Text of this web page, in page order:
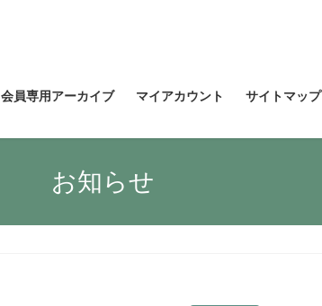
会員専用アーカイブ マイアカウント サイトマップ
お知らせ